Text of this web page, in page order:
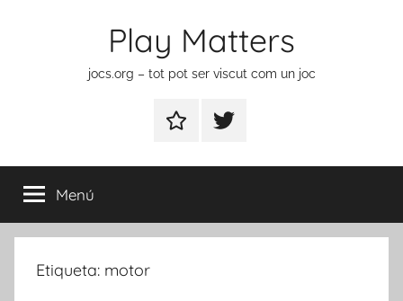
Play Matters
jocs.org – tot pot ser viscut com un joc
ContactarElement
menú
Menú
Etiqueta: motor